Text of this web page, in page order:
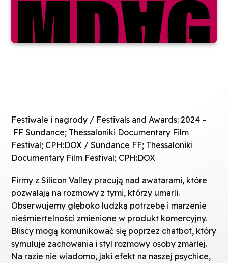
Festiwale i nagrody / Festivals and Awards: 2024 –
FF Sundance; Thessaloniki Documentary Film
Festival; CPH:DOX / Sundance FF; Thessaloniki
Documentary Film Festival; CPH:DOX
Firmy z Silicon Valley pracują nad awatarami, które
pozwalają na rozmowy z tymi, którzy umarli.
Obserwujemy głęboko ludzką potrzebę i marzenie
nieśmiertelności zmienione w produkt komercyjny.
Bliscy mogą komunikować się poprzez chatbot, który
symuluje zachowania i styl rozmowy osoby zmarłej.
Na razie nie wiadomo, jaki efekt na naszej psychice,